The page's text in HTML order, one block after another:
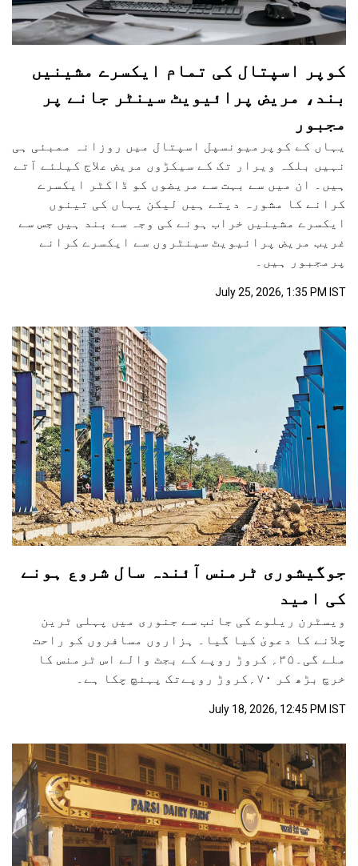
کوپر اسپتال کی تمام ایکسرے مشینیں
بند، مریض پرائیویٹ سینٹر جانے پر
مجبور
یہاں کے کوپرمیونسپل اسپتال میں روزانہ ممبئی ہی
نہیں بلکہ ویرار تک کے سیکڑوں مریض علاج کیلئے آتے
ہیں۔ ان میں سے بہت سے مریضوں کو ڈاکٹر ایکسرے
کرانے کا مشورہ دیتے ہیں لیکن یہاں کی تینوں
ایکسرے مشینیں خراب ہونے کی وجہ سے بند ہیں جس سے
غریب مریض پرائیویٹ سینٹروں سے ایکسرے کرانے
پرمجبور ہیں۔
July 25, 2026, 1:35 PM IST
جوگیشوری ٹرمنس آئندہ سال شروع ہونے
کی امید
ویسٹرن ریلوے کی جانب سے جنوری میں پہلی ٹرین
چلانے کا دعویٰ کیا گیا۔ ہزاروں مسافروں کو راحت
ملے گی۔۳۵؍ کروڑ روپے کے بجٹ والے اس ٹرمنس کا
خرچ بڑھ کر ۷۰؍کروڑ روپےتک پہنچ چکا ہے۔
July 18, 2026, 12:45 PM IST